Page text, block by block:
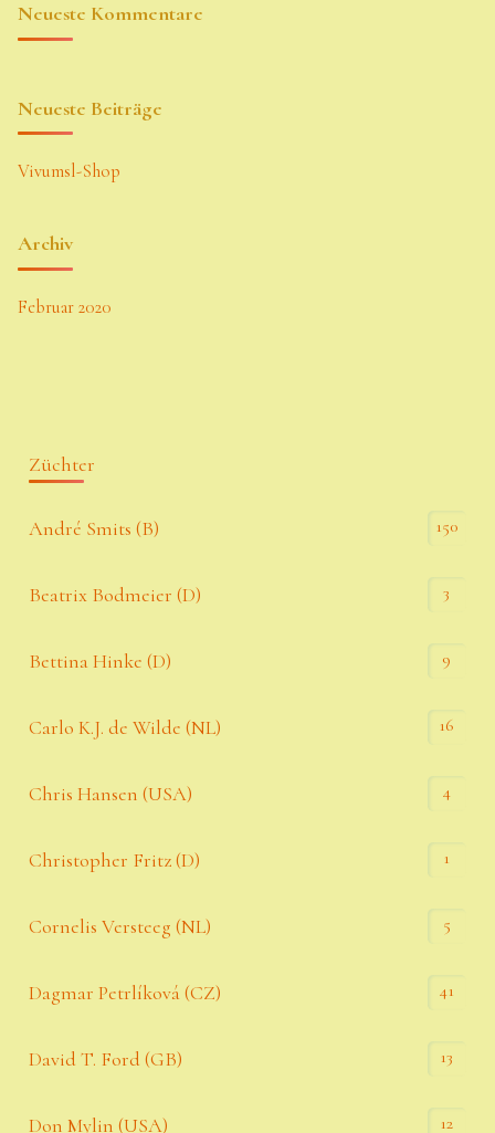
Neueste Kommentare
Neueste Beiträge
Vivumsl-Shop
Archiv
Februar 2020
Züchter
André Smits (B) 150
Beatrix Bodmeier (D) 3
Bettina Hinke (D) 9
Carlo K.J. de Wilde (NL) 16
Chris Hansen (USA) 4
Christopher Fritz (D) 1
Cornelis Versteeg (NL) 5
Dagmar Petrlíková (CZ) 41
David T. Ford (GB) 13
Don Mylin (USA) 12